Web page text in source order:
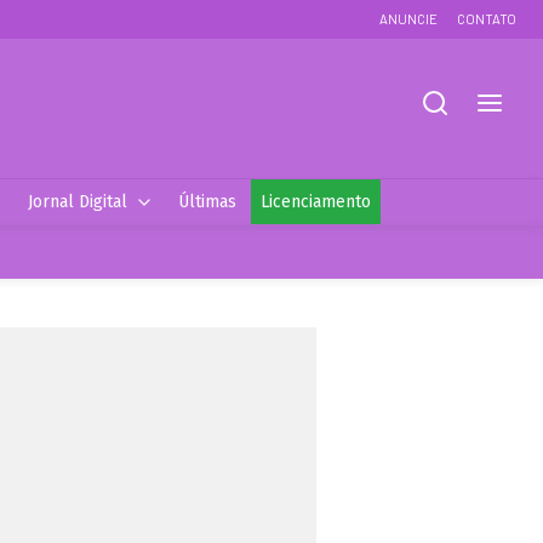
ANUNCIE CONTATO
Jornal Digital Últimas Licenciamento